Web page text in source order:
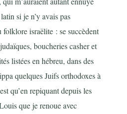
si je n’y avais pas
folklore israëlite : se succèdent
boucheries casher et
listées en hébreu, dans des
quelques Juifs orthodoxes à
qu’en repiquant depuis les
que je renoue avec